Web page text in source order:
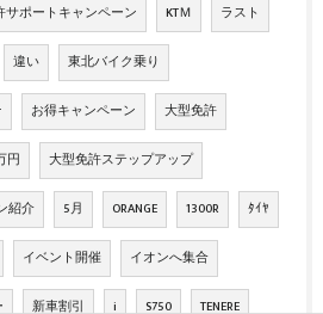
サポートキャンペーン KTＭ ラスト
違い 東北バイク乗り
お得キャンペーン 大型免許
円 大型免許ステップアップ
紹介 5月 ORANGE 1300R ﾀｲﾔ
イベント開催 イオンへ集合
新車割引 i S750 TENERE